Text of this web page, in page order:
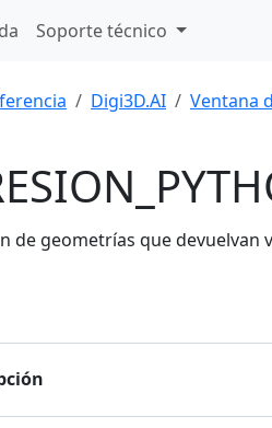
Soporte técnico
Digi3D.AI Ventana
de geometrías que devuelvan